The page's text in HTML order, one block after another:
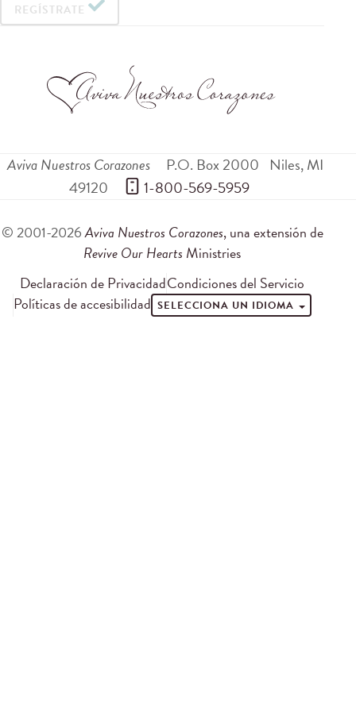
REGÍSTRATE
Aviva Nuestros Corazones P.O. Box 2000 Niles,MI
49120
1-800-569-5959
© 2001-2026Aviva Nuestros Corazones, una extensión de
Revive Our Hearts Ministries
Declaración de PrivacidadCondiciones del Servicio
Políticas de accesibilidad SELECCIONA UN IDIOMA